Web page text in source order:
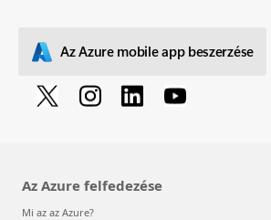
Az Azure mobile app beszerzése
Az Azure felfedezése
Mi az az Azure?